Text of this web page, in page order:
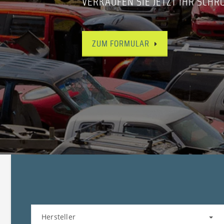
ZUM FORMULAR
Hersteller